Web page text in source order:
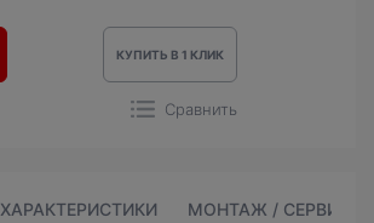
КУПИТЬ В 1 КЛИК
Сравнить
ХАРАКТЕРИСТИКИ МОНТАЖ / СЕРВИС